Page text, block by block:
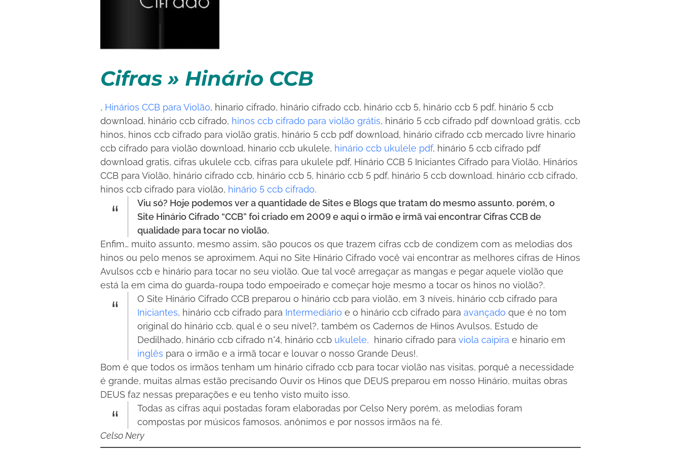
Cifras » Hinário CCB
, Hinários CCB para Violão, hinario cifrado, hinário cifrado ccb, hinário ccb 5, hinário ccb 5 pdf, hinário 5 ccb
download, hinário ccb cifrado, hinos ccb cifrado para violão grátis, hinário 5 ccb cifrado pdf download grátis, ccb
hinos, hinos ccb cifrado para violão gratis, hinário 5 ccb pdf download, hinário cifrado ccb mercado livre hinario
ccb cifrado para violão download, hinario ccb ukulele, hinário ccb ukulele pdf, hinário 5 ccb cifrado pdf
download gratis, cifras ukulele ccb, cifras para ukulele pdf, Hinário CCB 5 Iniciantes Cifrado para Violão, Hinários
CCB para Violão, hinário cifrado ccb, hinário ccb 5, hinário ccb 5 pdf, hinário 5 ccb download, hinário ccb cifrado,
hinos ccb cifrado para violão, hinário 5 ccb cifrado.
Viu só? Hoje podemos ver a quantidade de Sites e Blogs que tratam do mesmo assunto. porém, o
Site Hinário Cifrado “CCB” foi criado em 2009 e aqui o irmão e irmã vai encontrar Cifras CCB de
qualidade para tocar no violão.
Enfim… muito assunto, mesmo assim, são poucos os que trazem cifras ccb de condizem com as melodias dos
hinos ou pelo menos se aproximem. Aqui no Site Hinário Cifrado você vai encontrar as melhores cifras de Hinos
Avulsos ccb e hinário para tocar no seu violão. Que tal você arregaçar as mangas e pegar aquele violão que
está la em cima do guarda-roupa todo empoeirado e começar hoje mesmo a tocar os hinos no violão?.
O Site Hinário Cifrado CCB preparou o hinário ccb para violão, em 3 níveis, hinário ccb cifrado para
Iniciantes, hinário ccb cifrado para Intermediário e o hinário ccb cifrado para avançado que é no tom
original do hinário ccb, qual é o seu nível?, também os Cadernos de Hinos Avulsos, Estudo de
Dedilhado, hinário ccb cifrado n°4, hinário ccb ukulele, hinario cifrado para viola caipira e hinario em
inglês para o irmão e a irmã tocar e louvar o nosso Grande Deus!.
Bom é que todos os irmãos tenham um hinário cifrado ccb para tocar violão nas visitas, porquê a necessidade
é grande, muitas almas estão precisando Ouvir os Hinos que DEUS preparou em nosso Hinário, muitas obras
DEUS faz nessas preparações e eu tenho visto muito isso.
Todas as cifras aqui postadas foram elaboradas por Celso Nery porém, as melodias foram
compostas por músicos famosos, anônimos e por nossos irmãos na fé.
Celso Nery
•
•
•
•